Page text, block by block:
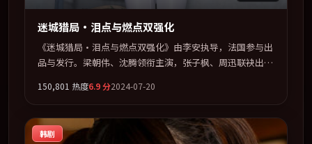
迷城猎局·泪点与燃点双强化
《迷城猎局·泪点与燃点双强化》由李安执导，法国参与出
品与发行。梁朝伟、沈腾领衔主演，张子枫、周迅联袂出
类型为骨架，在叙事、表演与视听上力求统一。定于 2024-
口碑稳健，适合喜欢强情节与人物弧光的观众完整观看。
150,801 热度6.9分2024-07-20
韩剧